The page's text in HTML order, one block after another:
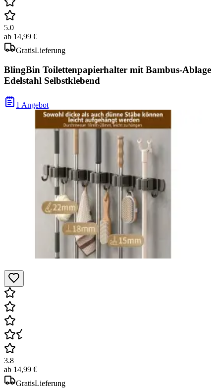
5.0
ab 14,99 €
GratisLieferung
BlingBin Toilettenpapierhalter mit Bambus-Ablage
Edelstahl Selbstklebend
1 Angebot
3.8
ab 14,99 €
GratisLieferung